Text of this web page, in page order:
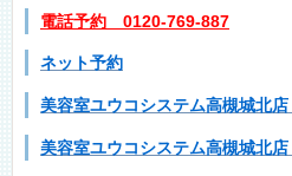
電話予約 0120-769-887
ネット予約
美容室ユウコシステム高槻城北
美容室ユウコシステム高槻城北